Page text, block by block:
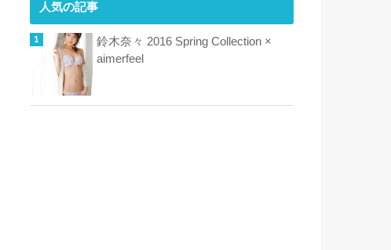
人気の記事
鈴木奈々 2016 Spring Collection ×
aimerfeel